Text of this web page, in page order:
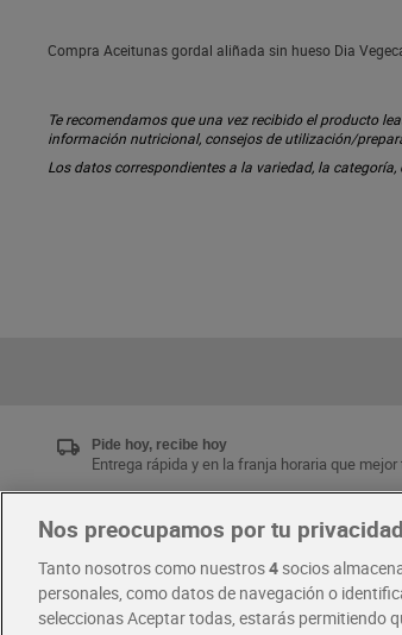
Compra Aceitunas gordal aliñada sin hueso Dia
Te recomendamos que una vez recibido el producto
información nutricional, consejos de utilización/
Los datos correspondientes a la variedad, la
Pide hoy, recibe hoy
Entrega rápida y en la franja horaria que mejor
Disfruta las ventajas y ofertas exclusivas.
Descárgate la APP Dia
Nos preocupamos por tu privacidad
Tanto nosotros como nuestros4socios
personales, como datos de navegación o
seleccionas Aceptar todas, estarás permitiendo